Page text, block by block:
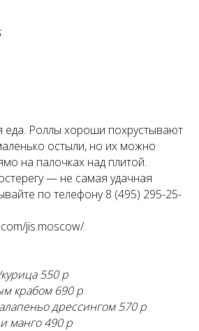
еда. Роллы хороши похрустывают
остыли, но их можно
на палочках над плитой.
— не самая удачная
по телефону 8 (495) 295-25-
jis.moscow/.
550 р
крабом 690 р
дрессингом 570 р
манго 490 р